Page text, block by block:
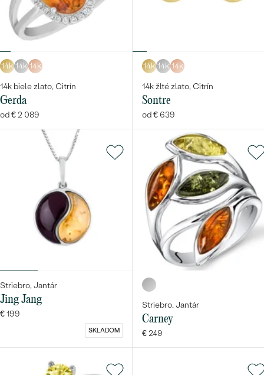
14k 14k 14k
14k biele zlato, Citrín
Gerda
od € 2 089
14k 14k 14k
14k žlté zlato, Citrín
Sontre
od € 639
Striebro, Jantár
Jing Jang
€ 199
SKLADOM
Striebro, Jantár
Carney
€ 249